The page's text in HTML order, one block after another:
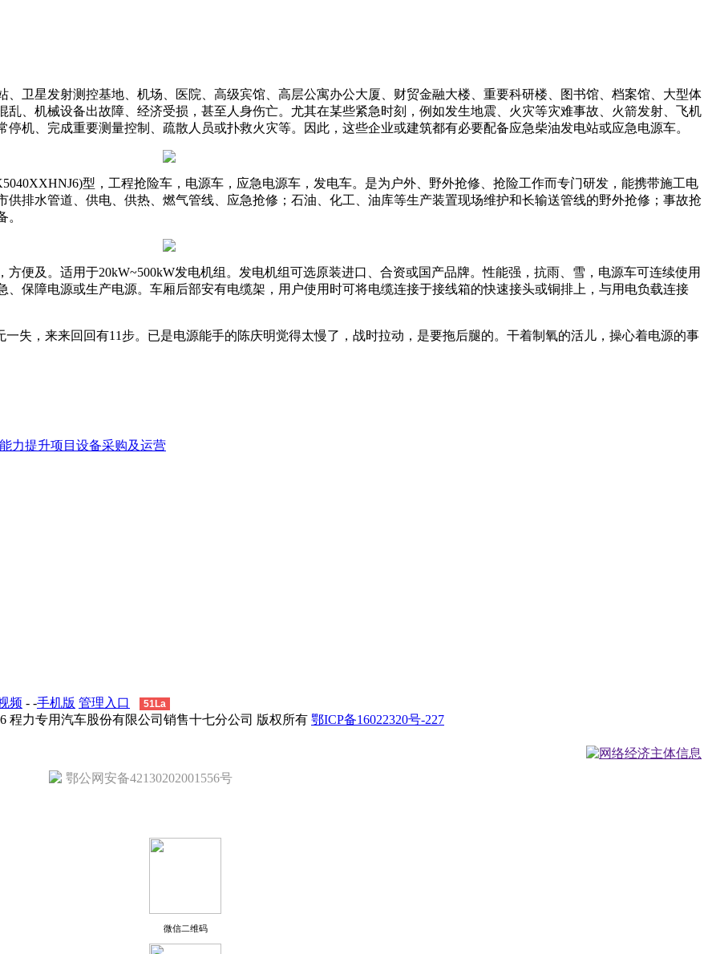
卫星发射测控基地、机场、医院、高级宾馆、高层公寓办公大厦、财贸金融大楼、重要科研楼、图书馆、档案馆、大型体
、机械设备出故障、经济受损，甚至人身伤亡。尤其在某些紧急时刻，例如发生地震、火灾等灾难事故、火箭发射、飞机
停机、完成重要测量控制、疏散人员或扑救火灾等。因此，这些企业或建筑都有必要配备应急柴油发电站或应急电源车。
型，工程抢险车，电源车，应急电源车，发电车。是为户外、野外抢修、抢险工作而专门研发，能携带施工电
排水管道、供电、供热、燃气管线、应急抢修；石油、化工、油库等生产装置现场维护和长输送管线的野外抢修；事故抢
。
便及。适用于20kW~500kW发电机组。发电机组可选原装进口、合资或国产品牌。性能强，抗雨、雪，电源车可连续使用
保障电源或生产电源。车厢后部安有电缆架，用户使用时可将电缆连接于接线箱的快速接头或铜排上，与用电负载连接
失，来来回回有11步。已是电源能手的陈庆明觉得太慢了，战时拉动，是要拖后腿的。干着制氧的活儿，操心着电源的事
力提升项目设备采购及运营
频 - -手机版 管理入口 51La
程力专用汽车股份有限公司销售十七分公司 版权所有 鄂ICP备16022320号-227
鄂公网安备42130202001556号
微信二维码